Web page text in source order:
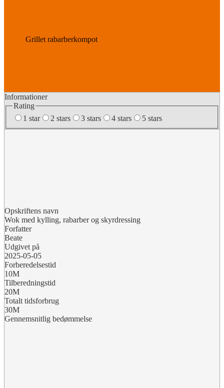
Grillet rabarberkompot
Informationer
Rating
1 star
2 stars 3 stars 4 stars 5 stars
Opskriftens navn
Wok med kylling, rabarber og skyrdressing
Forfatter
Beate
Udgivet på
2025-05-05
Forberedelsestid
10M
Tilberedningstid
20M
Totalt tidsforbrug
30M
Gennemsnitlig bedømmelse